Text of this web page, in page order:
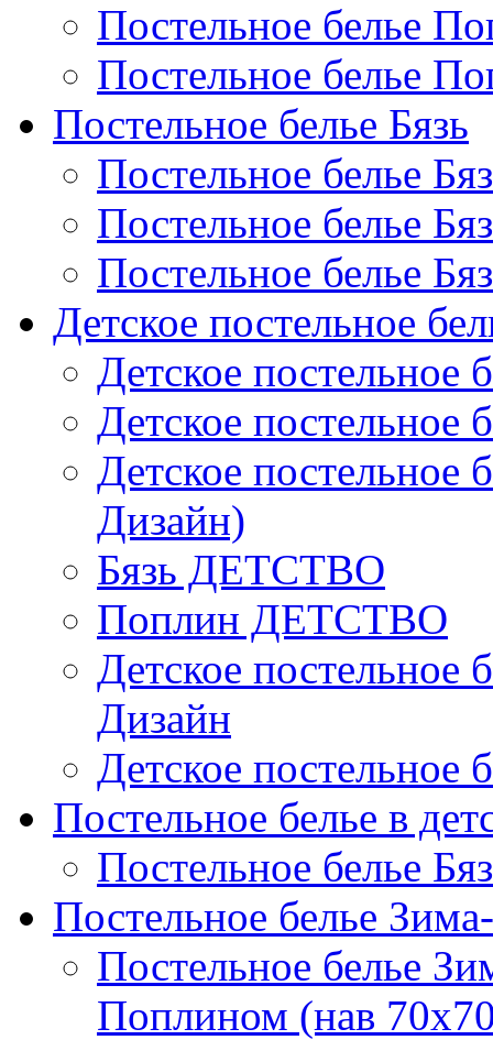
Постельное белье
Постельное белье
Постельное белье Бязь
Постельное белье
Постельное белье
Постельное белье
Детское постельное
Детское постельное
Детское постельное
Детское
Дизайн)
Бязь ДЕТСТВО
Поплин ДЕТСТВО
Детское постельное
Дизайн
Детское постельное
Постельное белье в
Постельное белье
Постельное белье
Постельное белье
Поплином (нав